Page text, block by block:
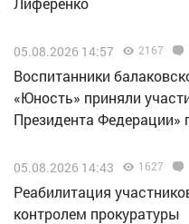
05.08.2026 14:57 2167
Воспитанники
«Юность» приняли
Президента
05.08.2026 14:43 1627
Реабилитация
контролем прокуратуры